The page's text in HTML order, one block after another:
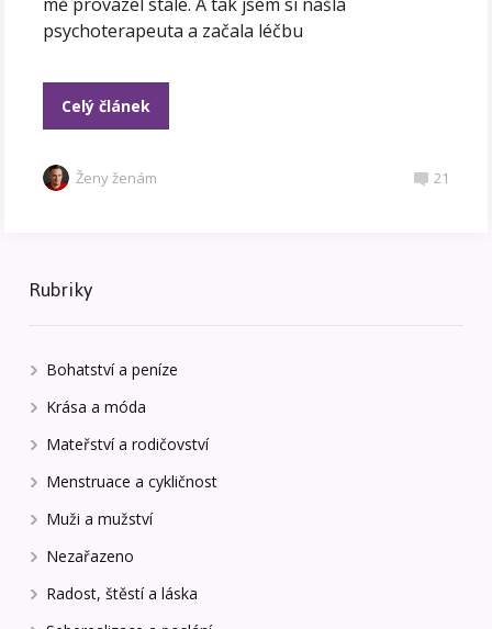
psychoterapeuta a začala léčbu
Celý článek
Ženy ženám 21
Rubriky
Bohatství a peníze
Krása a móda
Mateřství a rodičovství
Menstruace a cykličnost
Muži a mužství
Nezařazeno
Radost, štěstí a láska